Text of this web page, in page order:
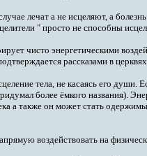
лечат а не исцеляют, а
целители " просто не способны
чисто энергетическими
рассказами в
тела, не касаясь его души.
более ёмкого названия).
а также он может стать
воздействовать на